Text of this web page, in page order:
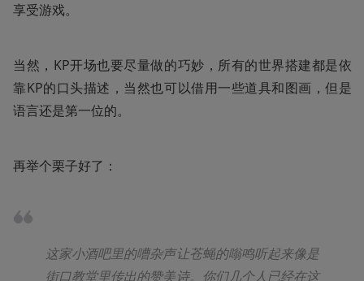
享受游戏。
当然，KP开场也要尽量做的巧妙，所有的世界搭建都是依
靠KP的口头描述，当然也可以借用一些道具和图画，但是
语言还是第一位的。
再举个栗子好了：
这家小酒吧里的嘈杂声让苍蝇的嗡鸣听起来像是
街口教堂里传出的赞美诗。你们几个人已经在这